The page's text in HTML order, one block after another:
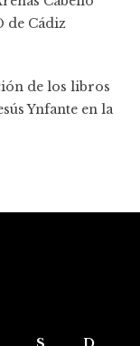
de Cádiz
de los libros
Ynfante en la